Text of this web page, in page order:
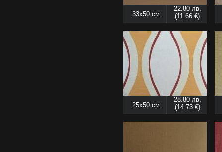
33x50 см
22.80 лв.
(11.66 €)
25x50 см
28.80 лв.
(14.73 €)